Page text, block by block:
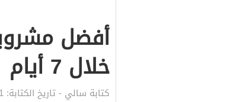
أفضل
خلال 7 أيام
كتابة سالي - تاريخ الكتابة: 11